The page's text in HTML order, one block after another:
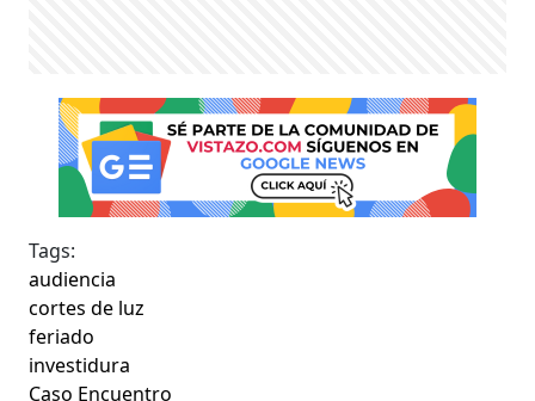
Tags:
audiencia
cortes de luz
feriado
investidura
Caso Encuentro